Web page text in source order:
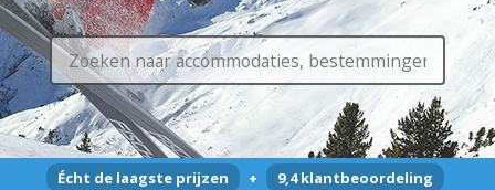
Écht de laagste prijzen + 9,4 klantbeoordeling